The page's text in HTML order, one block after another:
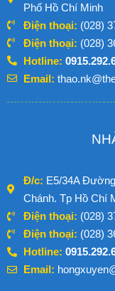
Phố Hồ Chí Minh
Điện thoại: (028)
Điện thoại: (028)
Hotline:
Email:
Đ/c: E5/34A
Chánh. Tp Hồ Chí
Điện thoại: (028)
Điện thoại: (028)
Hotline:
Email: